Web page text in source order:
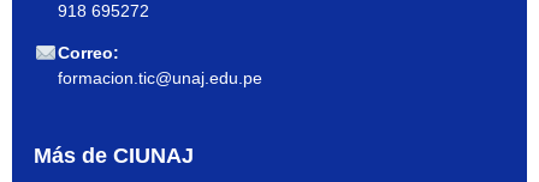
918 695272
Correo:
formacion.tic@unaj.edu.pe
Más de CIUNAJ